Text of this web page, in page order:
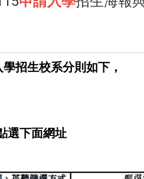
招生校系分則如下，
選下面網址